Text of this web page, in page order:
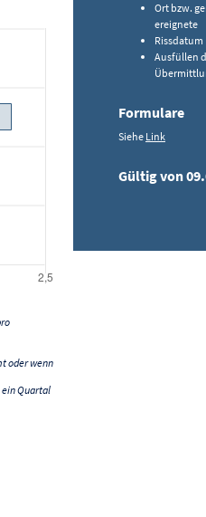
oder wenn
Quartal
Ort bzw.
ereignete
Rissdatum
Ausfüllen
Formulare
Siehe Link
Gültig von